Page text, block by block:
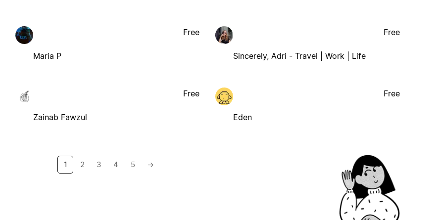
Maria P
Free
Sincerely, Adri - Travel | Work | Life
Free
Zainab Fawzul
Free
Eden
Free
1 2 3 4 5 →